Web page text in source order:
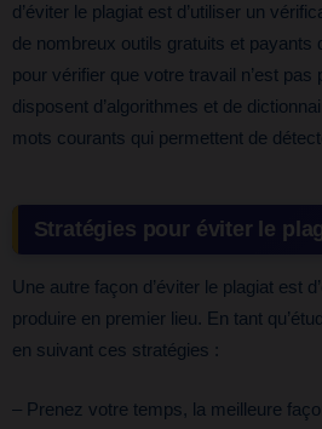
d’éviter le plagiat est d’utiliser un
de nombreux outils gratuits et payants
pour vérifier que votre travail n’est pas
disposent d’algorithmes et de
mots courants qui permettent de
Stratégies pour éviter le
Une autre façon d’éviter le plagiat est
produire en premier lieu. En tant
en suivant ces stratégies :
– Prenez votre temps, la meilleure